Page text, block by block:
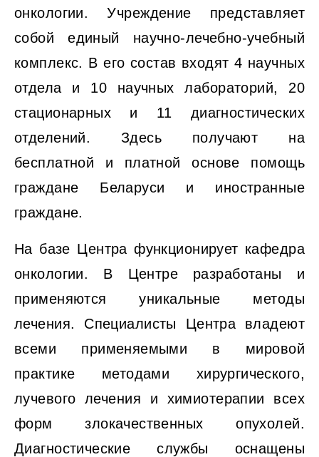
онкологии. Учреждение представляет
собой единый научно-лечебно-учебный
комплекс. В его состав входят 4 научных
отдела и 10 научных лабораторий, 20
стационарных и 11 диагностических
отделений. Здесь получают на
бесплатной и платной основе помощь
граждане Беларуси и иностранные
граждане.
На базе Центра функционирует кафедра
онкологии. В Центре разработаны и
применяются уникальные методы
лечения. Специалисты Центра владеют
всеми применяемыми в мировой
практике методами хирургического,
лучевого лечения и химиотерапии всех
форм злокачественных опухолей.
Диагностические службы оснащены